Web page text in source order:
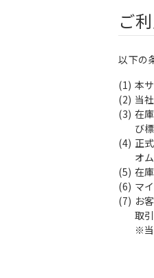
ご
以下の
(1) 本
(2) 当
(3) 在
び
(4) 正
オ
(5) 在
(6) マ
(7) お
取
※